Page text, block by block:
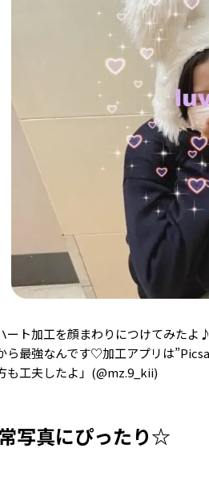
ート加工を顔まわりにつけてみた
ら最強なんです♡加工アプリは
も工夫したよ」(@mz.9_kii)
写真にぴったり☆